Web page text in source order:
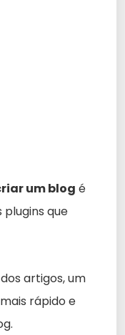
um blog é
que
artigos, um
rápido e